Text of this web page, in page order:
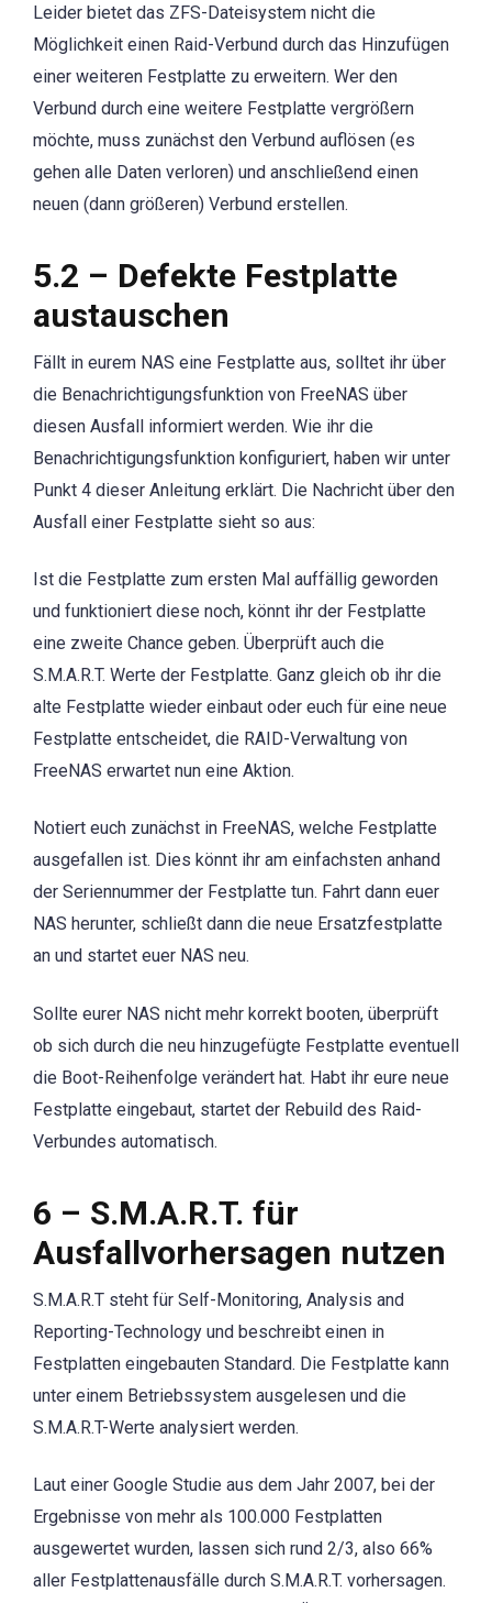
Leider bietet das ZFS-Dateisystem nicht die
Möglichkeit einen Raid-Verbund durch das Hinzufügen
einer weiteren Festplatte zu erweitern. Wer den
Verbund durch eine weitere Festplatte vergrößern
möchte, muss zunächst den Verbund auflösen (es
gehen alle Daten verloren) und anschließend einen
neuen (dann größeren) Verbund erstellen.
5.2 – Defekte Festplatte
austauschen
Fällt in eurem NAS eine Festplatte aus, solltet ihr über
die Benachrichtigungsfunktion von FreeNAS über
diesen Ausfall informiert werden. Wie ihr die
Benachrichtigungsfunktion konfiguriert, haben wir unter
Punkt 4 dieser Anleitung erklärt. Die Nachricht über den
Ausfall einer Festplatte sieht so aus:
Ist die Festplatte zum ersten Mal auffällig geworden
und funktioniert diese noch, könnt ihr der Festplatte
eine zweite Chance geben. Überprüft auch die
S.M.A.R.T. Werte der Festplatte. Ganz gleich ob ihr die
alte Festplatte wieder einbaut oder euch für eine neue
Festplatte entscheidet, die RAID-Verwaltung von
FreeNAS erwartet nun eine Aktion.
Notiert euch zunächst in FreeNAS, welche Festplatte
ausgefallen ist. Dies könnt ihr am einfachsten anhand
der Seriennummer der Festplatte tun. Fahrt dann euer
NAS herunter, schließt dann die neue Ersatzfestplatte
an und startet euer NAS neu.
Sollte eurer NAS nicht mehr korrekt booten, überprüft
ob sich durch die neu hinzugefügte Festplatte eventuell
die Boot-Reihenfolge verändert hat. Habt ihr eure neue
Festplatte eingebaut, startet der Rebuild des Raid-
Verbundes automatisch.
6 – S.M.A.R.T. für
Ausfallvorhersagen nutzen
S.M.A.R.T steht für Self-Monitoring, Analysis and
Reporting-Technology und beschreibt einen in
Festplatten eingebauten Standard. Die Festplatte kann
unter einem Betriebssystem ausgelesen und die
S.M.A.R.T-Werte analysiert werden.
Laut einer Google Studie aus dem Jahr 2007, bei der
Ergebnisse von mehr als 100.000 Festplatten
ausgewertet wurden, lassen sich rund 2/3, also 66%
aller Festplattenausfälle durch S.M.A.R.T. vorhersagen.